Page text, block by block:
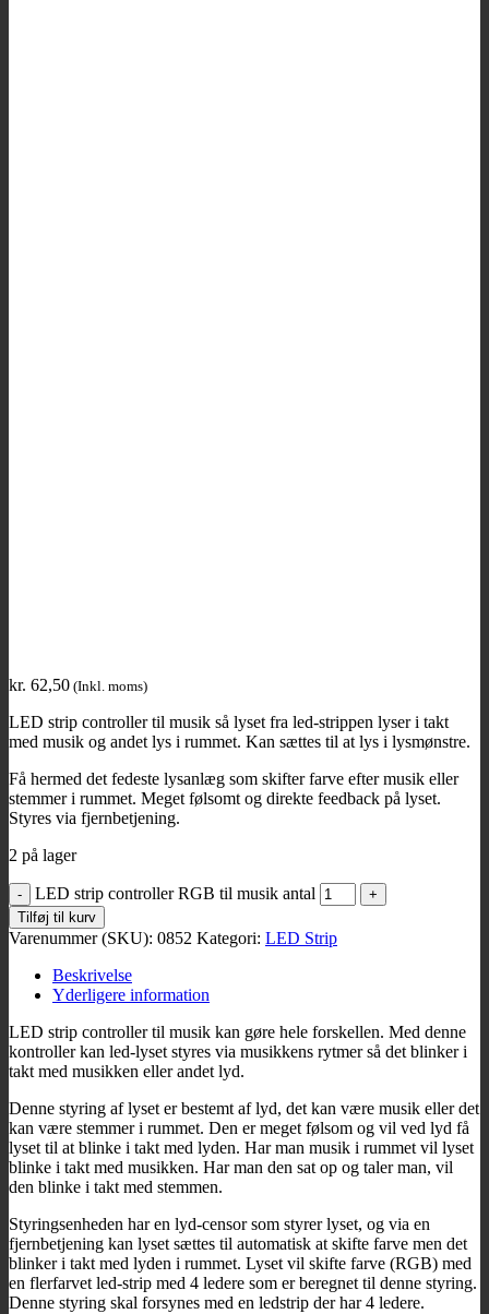
kr. 62,50 (Inkl. moms)
LED strip controller til musik så lyset fra led-strippen lyser i takt
med musik og andet lys i rummet. Kan sættes til at lys i lysmønstre.
Få hermed det fedeste lysanlæg som skifter farve efter musik eller
stemmer i rummet. Meget følsomt og direkte feedback på lyset.
Styres via fjernbetjening.
2 på lager
LED strip controller RGB til musik antal
Tilføj til kurv
Varenummer (SKU): 0852 Kategori: LED Strip
Beskrivelse
Yderligere information
LED strip controller til musik kan gøre hele forskellen. Med denne
kontroller kan led-lyset styres via musikkens rytmer så det blinker i
takt med musikken eller andet lyd.
Denne styring af lyset er bestemt af lyd, det kan være musik eller det
kan være stemmer i rummet. Den er meget følsom og vil ved lyd få
lyset til at blinke i takt med lyden. Har man musik i rummet vil lyset
blinke i takt med musikken. Har man den sat op og taler man, vil
den blinke i takt med stemmen.
Styringsenheden har en lyd-censor som styrer lyset, og via en
fjernbetjening kan lyset sættes til automatisk at skifte farve men det
blinker i takt med lyden i rummet. Lyset vil skifte farve (RGB) med
en flerfarvet led-strip med 4 ledere som er beregnet til denne styring.
Denne styring skal forsynes med en ledstrip der har 4 ledere.